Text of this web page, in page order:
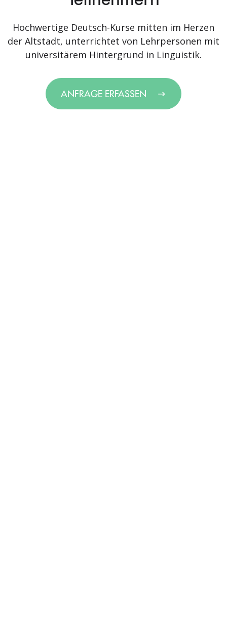
Hochwertige Deutsch-Kurse mitten im Herzen
der Altstadt, unterrichtet von Lehrpersonen mit
universitärem Hintergrund in Linguistik.
ANFRAGE ERFASSEN